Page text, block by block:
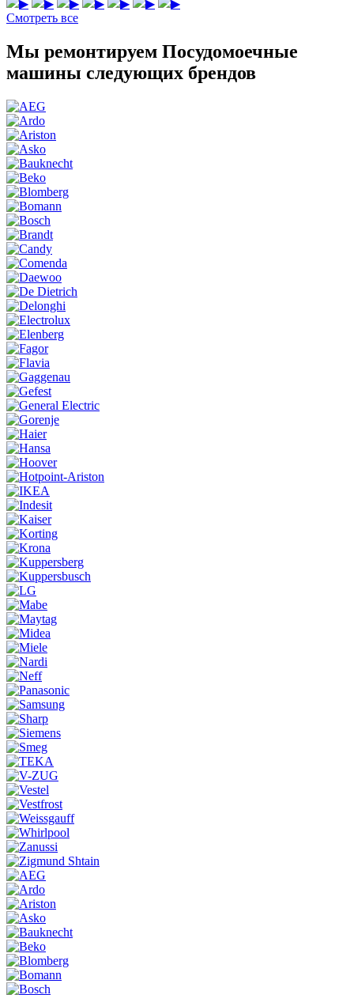
▶ ▶ ▶ ▶ ▶ ▶
▶
Смотреть все
Мы ремонтируем Посудомоечные
машины следующих брендов